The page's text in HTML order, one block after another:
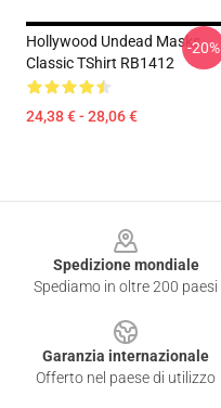
Hollywood Undead Masks
Classic TShirt RB1412
24,38 € - 28,06 €
-20%
Spedizione mondiale
Spediamo in oltre 200 paesi
Garanzia internazionale
Offerto nel paese di utilizzo